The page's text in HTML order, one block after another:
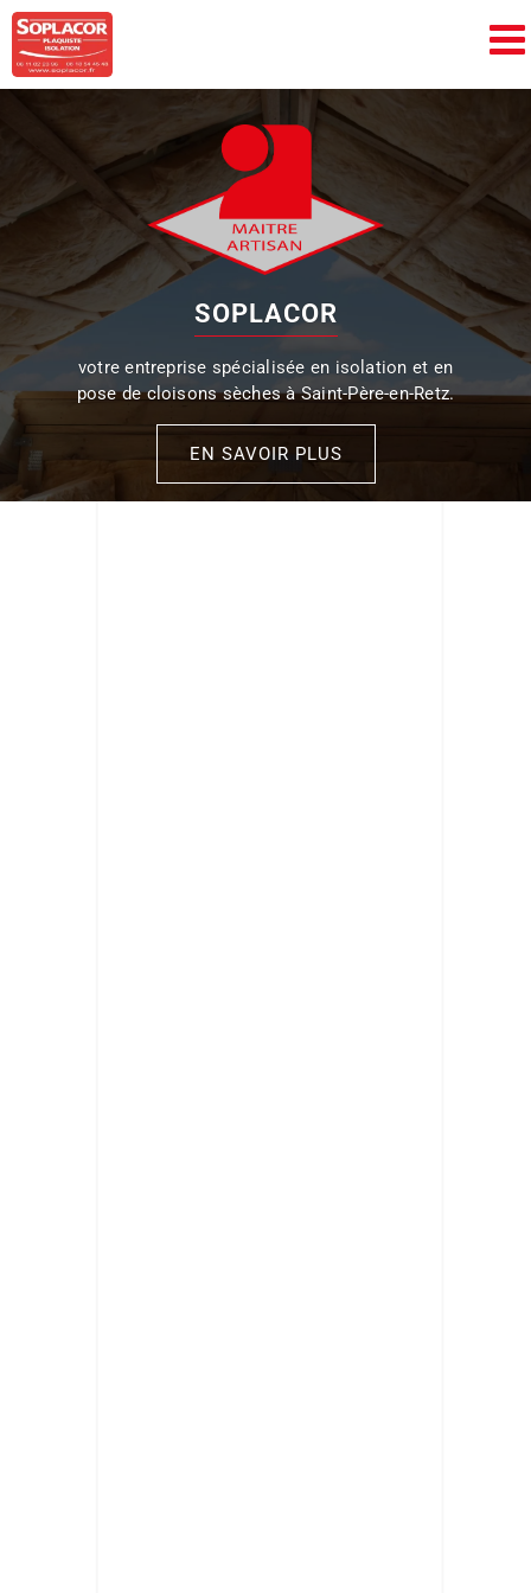
Passer
au
contenu
SOPLACOR
votre entreprise spécialisée en isolation et en
pose de cloisons sèches à Saint-Père-en-Retz.
EN SAVOIR PLUS